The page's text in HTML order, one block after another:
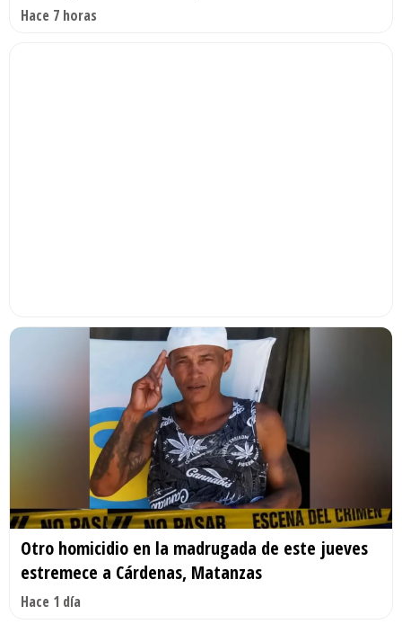
Hace 7 horas
Otro homicidio en la madrugada de este jueves
estremece a Cárdenas, Matanzas
Hace 1 día